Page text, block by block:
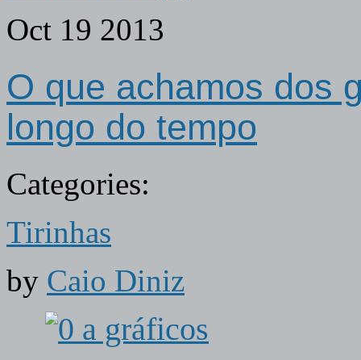
Oct 19 2013
O que achamos dos
longo do tempo
Categories:
Tirinhas
by Caio Diniz